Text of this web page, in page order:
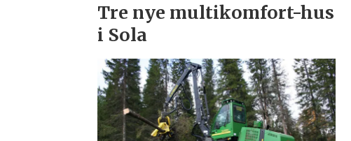
Tre nye multikomfort-hus
i Sola